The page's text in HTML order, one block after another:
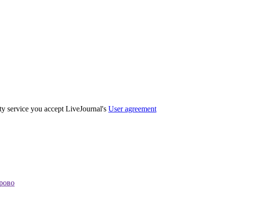
service you accept LiveJournal's User agreement